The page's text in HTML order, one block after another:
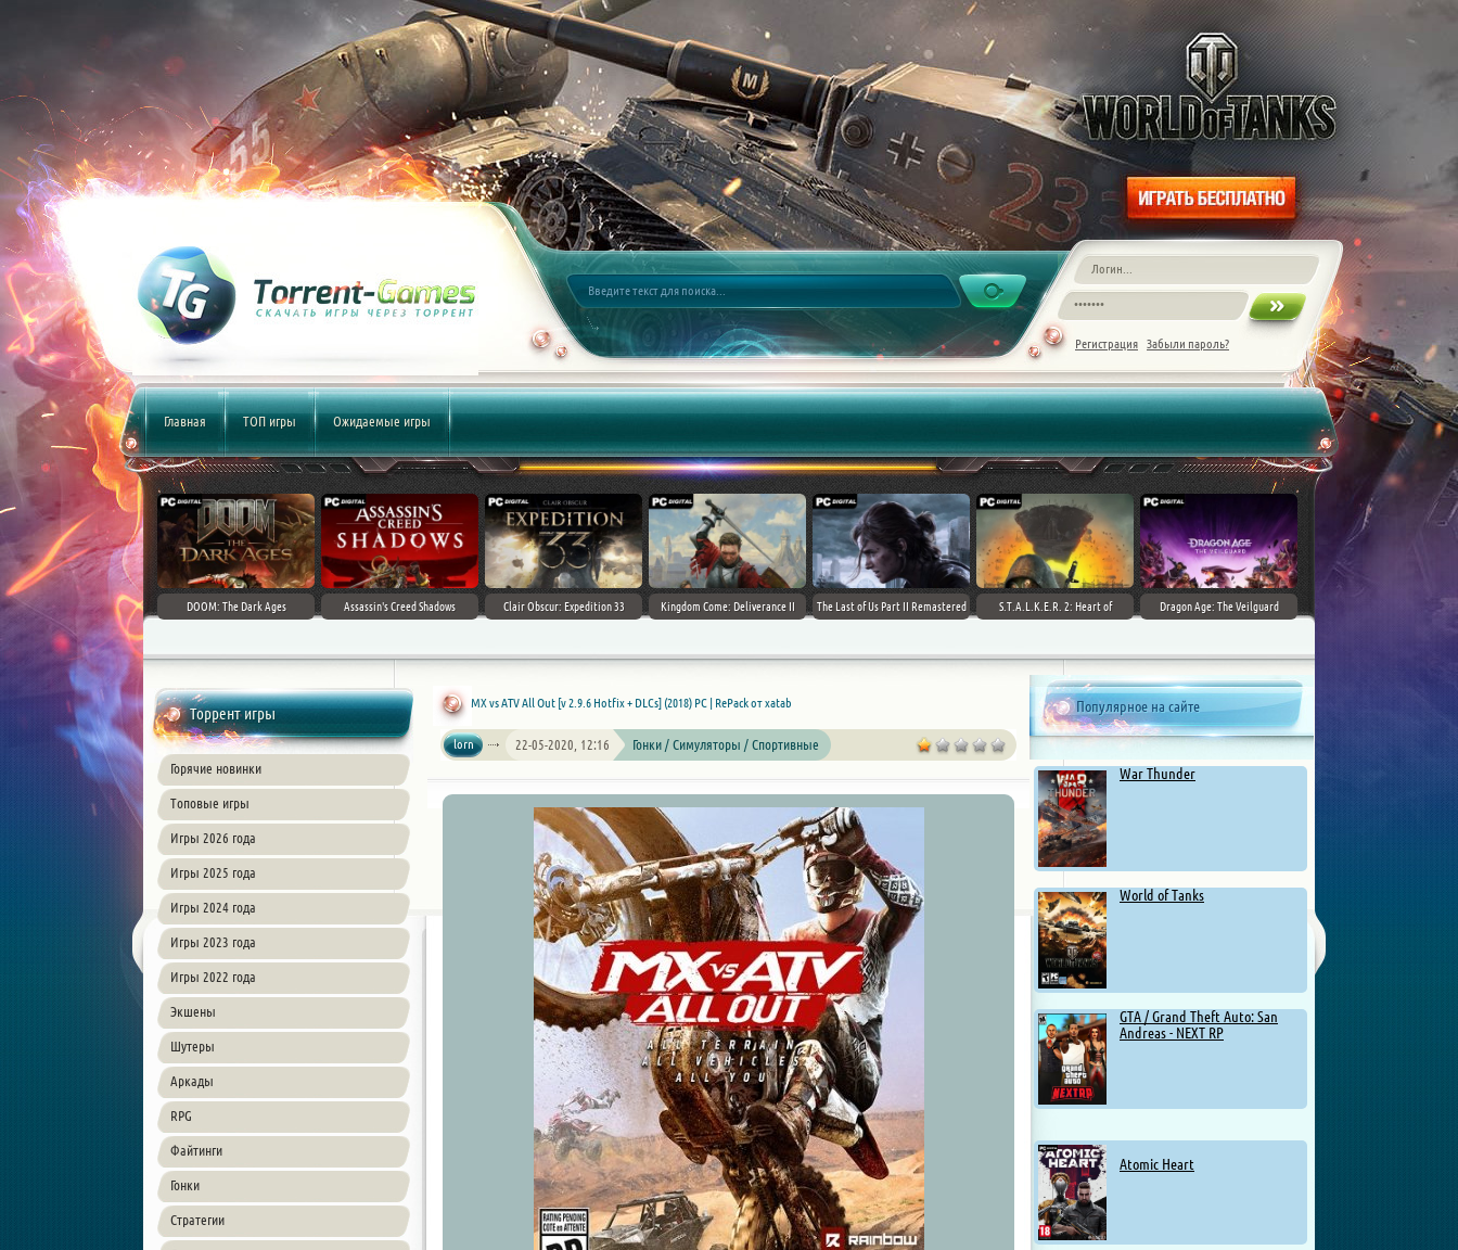
Регистрация Забыли пароль?
Главная ТОП игры Ожидаемые игры
DOOM: The Dark Ages Assassin's Creed Shadows Clair Obscur: Expedition 33 Kingdom Come: Deliverance II The Last of Us Part II Remastered
S.T.A.L.K.E.R. 2: Heart of
Dragon Age: The Veilguard
Торрент игры
Горячие новинки
Топовые игры
Игры 2026 года
Игры 2025 года
Игры 2024 года
Игры 2023 года
Игры 2022 года
Экшены
Шутеры
Аркады
RPG
Файтинги
Гонки
Стратегии
Популярное на сайте
War Thunder
World of Tanks
GTA / Grand Theft Auto: San
Andreas - NEXT RP
Atomic Heart
MX vs ATV All Out [v 2.9.6 Hotfix + DLCs] (2018) PC | RePack от xatab
lorn 22-05-2020, 12:16 Гонки / Симуляторы / Спортивные